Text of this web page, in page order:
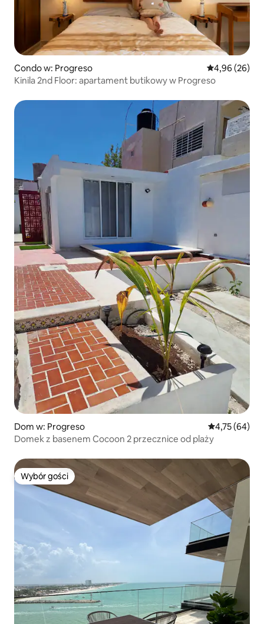
Condo w: Progreso Średnia
4,96 (26)
Kinila 2nd Floor: apartament butikowy w Progreso
Dom w: Progreso Średnia
4,75 (64)
Domek z basenem Cocoon 2 przecznice od plaży
Wybór gości
Wybór gości